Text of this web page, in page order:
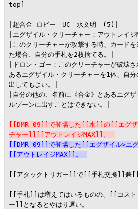
top]
|超合金 ロビー　UC　水文明　(5)|
|エグザイル・クリーチャー：アウトレイジ
|このクリーチャーが攻撃する時、カード
た場合、自分の手札を2枚捨てる。|
|ドロン・ゴー：このクリーチャーが破壊
あるエグザイル・クリーチャーを1体、自
出してもよい。|
|自分の他の、名前に《合金》とあるエグ
ルゾーンに出すことはできない。|
[[DMR-09]]で登場した[[水]]の[[エグザ
チャー]][[アウトレイジMAX]]。
[[DMR-09]]で登場した[[エグザイル>エ
[[アウトレイジMAX]]。
[[アタックトリガー]]で[[手札交換]]兼[[
[[手札]]は増えてはいるものの、[[コス
ー]]となるとやはり遅い。